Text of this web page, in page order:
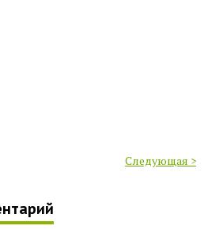
Следующая >